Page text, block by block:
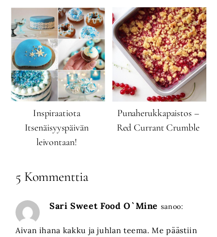
Inspiraatiota
Itsenäisyyspäivän
leivontaan!
Punaherukkapaistos –
Red Currant Crumble
5 Kommenttia
Sari Sweet Food O`Mine sanoo:
Aivan ihana kakku ja juhlan teema. Me päästiin